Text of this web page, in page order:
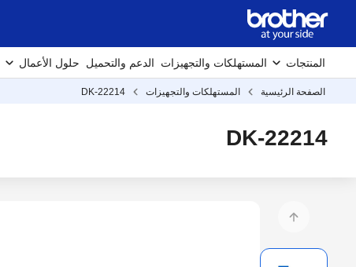
المنتجات المستهلكات والتجهيزات الدعم والتحميل حلول الأعمال
الصفحة الرئيسية المستهلكات والتجهيزات DK-22214
DK-22214